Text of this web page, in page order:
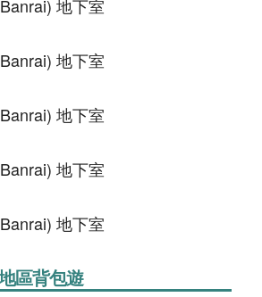
區背包遊